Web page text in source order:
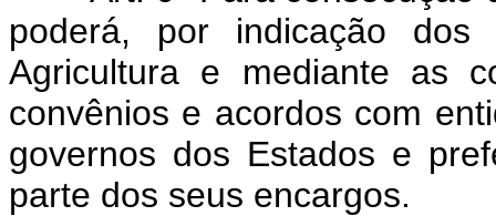
poderá, por indicação
Agricultura e mediante as
convênios e acordos com
governos dos Estados e
parte dos seus encargos.